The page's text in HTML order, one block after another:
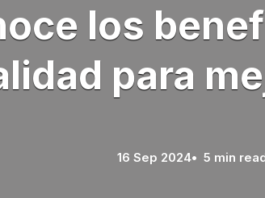
los
para
16 Sep 2024• 5 min